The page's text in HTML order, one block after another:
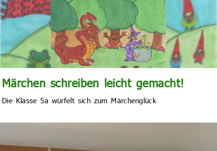
Märchen schreiben leicht gemacht!
Die Klasse 5a würfelt sich zum Märchenglück